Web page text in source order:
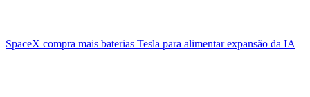
SpaceX compra mais baterias Tesla para alimentar expansão da IA